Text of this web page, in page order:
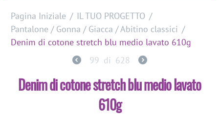
Pagina Iniziale / IL TUO PROGETTO /
Pantalone / Gonna / Giacca / Abitino classici /
Denim di cotone stretch blu medio lavato 610g
99 di 628
Denim di cotone stretch blu medio lavato
610g